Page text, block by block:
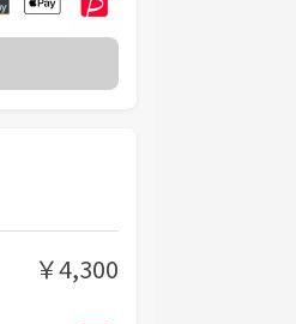
￥4,300